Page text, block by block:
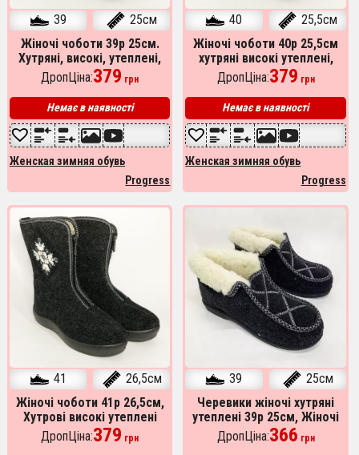
39
25см
Жіночі чоботи 39р 25см.
Хутряні, високі, утеплені,
Теплі капці чуні, Суконні
зимові бурки
ДропЦіна:379 грн
Немає в наявності
Женская зимняя обувь
Progress
40
25,5см
Жіночі чоботи 40р 25,5см
хутряні високі утеплені,
Бурки повстяні жіночі,
Суконні зимові бурки
ДропЦіна:379 грн
Немає в наявності
Женская зимняя обувь
Progress
41
26,5см
Жіночі чоботи 41р 26,5см,
Хутрові високі утеплені
бурки на хутрі, Валянки шиті
ДропЦіна:379 грн
39
25см
Черевики жіночі хутряні
утеплені 39р 25см, Жіночі
зимові черевики з повсті,
Бурки на хутрі
ДропЦіна:366 грн